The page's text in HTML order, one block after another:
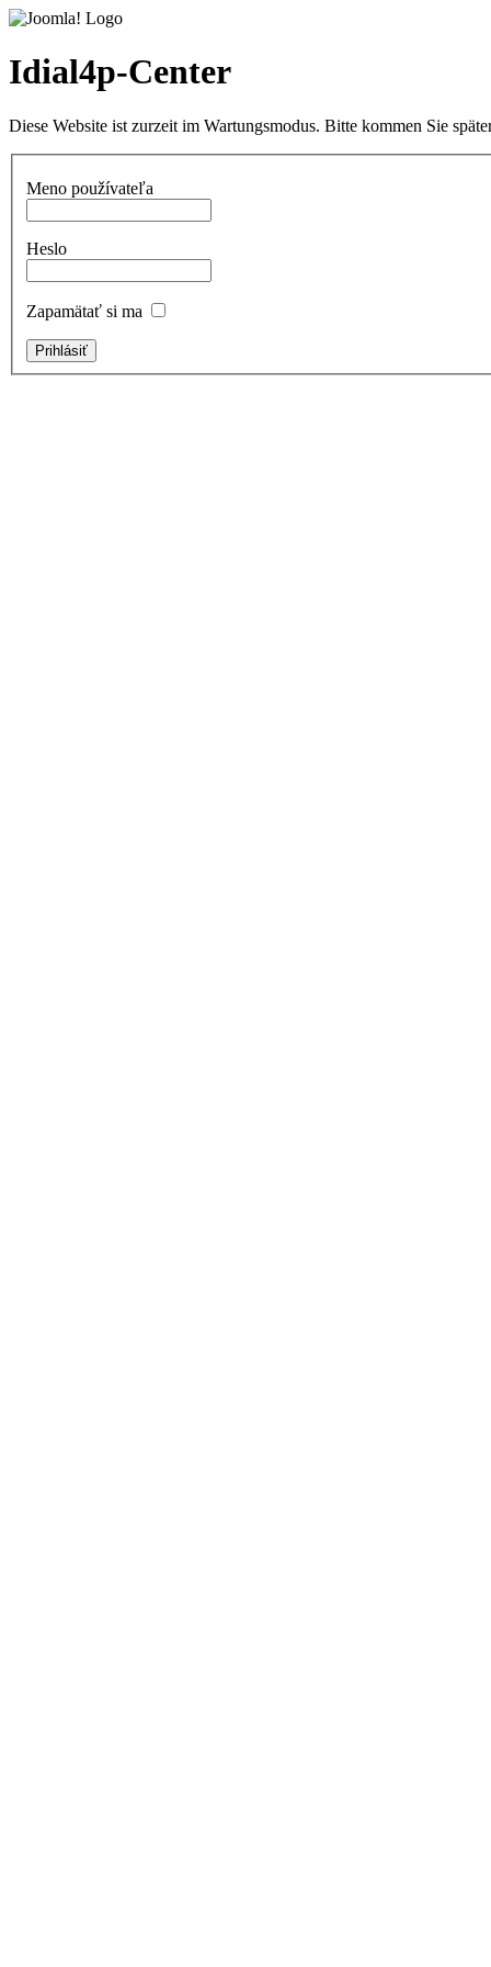
Idial4p-Center
Diese Website ist zurzeit im Wartungsmodus. Bitte kommen Sie
Meno používateľa
Heslo
Zapamätať si ma